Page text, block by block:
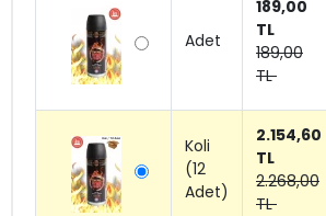
Adet
189,00
TL
189,00
TL
Koli
(12
Adet)
2.154,60
TL
2.268,00
TL